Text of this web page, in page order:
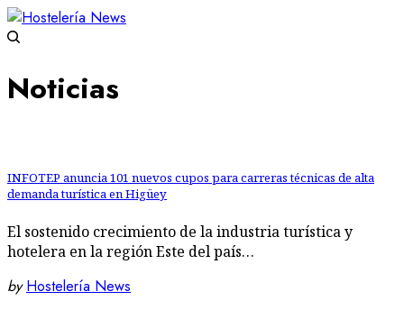
Noticias
INFOTEP anuncia 101 nuevos cupos para carreras técnicas de alta
demanda turística en Higüey
El sostenido crecimiento de la industria turística y
hotelera en la región Este del país…
by Hostelería News